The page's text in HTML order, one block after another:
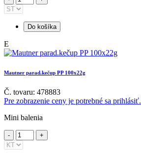
Do košíka
E
Mautner parad.kečup PP 100x22g
Č. tovaru: 478883
Pre zobrazenie ceny je potrebné sa prihlásiť.
Mini balenia